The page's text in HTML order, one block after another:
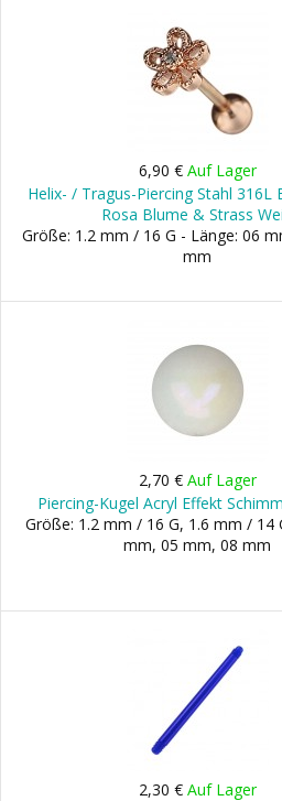
6,90 € Auf Lager
Helix- / Tragus-Piercing Stahl 316L
Rosa Blume & Strass
Größe: 1.2 mm / 16 G - Länge: 06
mm
2,70 € Auf Lager
Piercing-Kugel Acryl Effekt
Größe: 1.2 mm / 16 G, 1.6 mm / 14
mm, 05 mm, 08 mm
2,30 € Auf Lager